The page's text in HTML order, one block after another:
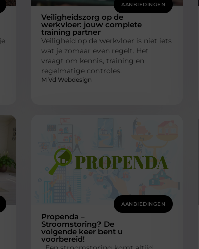
AANBIEDINGEN
Veiligheidszorg op de
werkvloer: jouw complete
training partner
Veiligheid op de werkvloer is niet iets
wat je zomaar even regelt. Het
vraagt om kennis, training en
regelmatige controles.
M Vd Webdesign
AANBIEDINGEN
Propenda –
Stroomstoring? De
volgende keer bent u
voorbereid!